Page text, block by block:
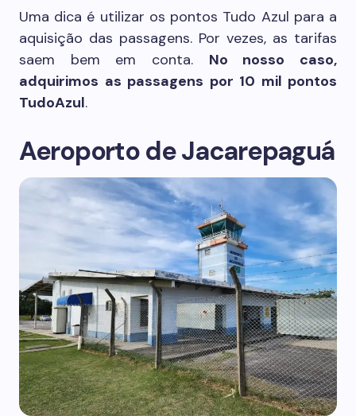
Uma dica é utilizar os pontos Tudo Azul para a
aquisição das passagens. Por vezes, as tarifas
saem bem em conta. No nosso caso,
adquirimos as passagens por 10 mil pontos
TudoAzul.
Aeroporto de Jacarepaguá